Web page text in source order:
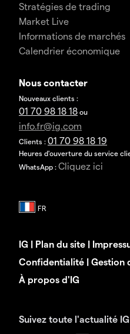
Stratégies de trading
Market Live
Informations de marchés
Calendrier économique
Nous contacter
Nouveaux clients :
01 70 98 18 18 ou
info.fr@ig.com
Clients : 01 70 98 18 19
Heures d'ouverture du service
WhatsApp : Cliquez ici
IG | Plan du site |
Confidentialité | Gestion
À propos d'IG
Suivez toute l'actualité